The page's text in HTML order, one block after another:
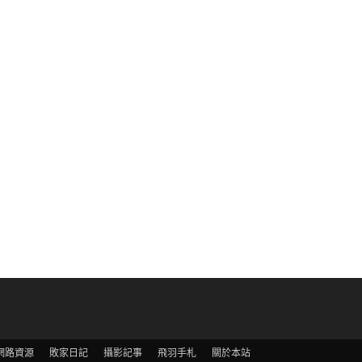
路資源 敗家日記 攝影記事 飛羽手札 關於本站